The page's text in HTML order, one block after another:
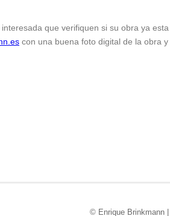
que verifiquen si su obra ya
con una buena foto digital de la obra
© Enrique Brinkmann